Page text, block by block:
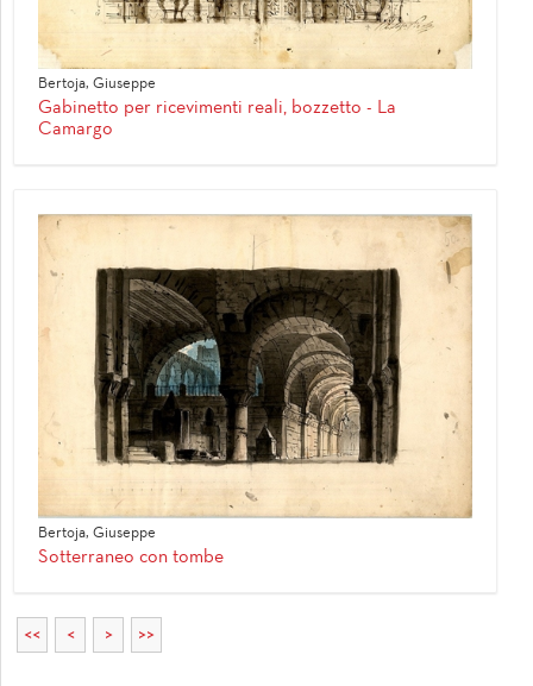
Bertoja, Giuseppe
Gabinetto per ricevimenti reali, bozzetto - La
Camargo
Bertoja, Giuseppe
Sotterraneo con tombe
<< < > >>